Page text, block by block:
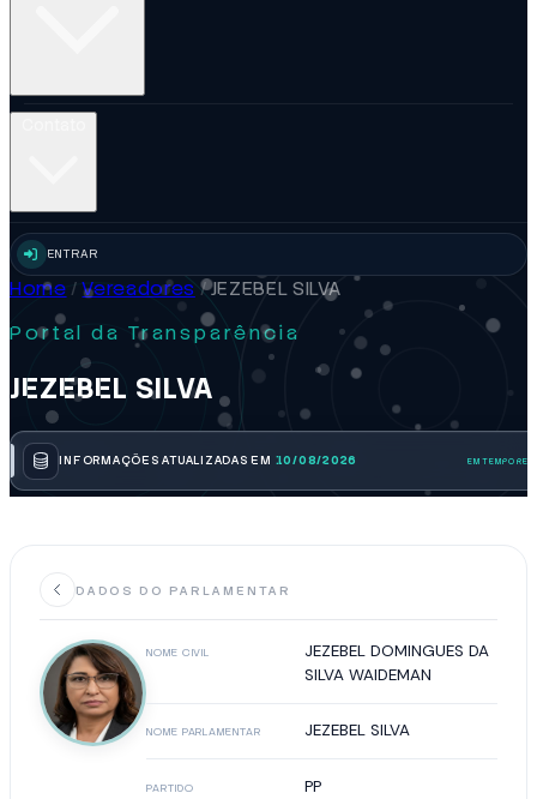
ENTRAR
Home / Vereadores /JEZEBEL SILVA
Portal da Transparência
JEZEBEL SILVA
INFORMAÇÕES ATUALIZADAS EM 10/08/2026
DADOS DO PARLAMENTAR
NOME CIVIL
JEZEBEL DOMINGUES DA
SILVA WAIDEMAN
NOME PARLAMENTAR JEZEBEL SILVA
PARTIDO PP